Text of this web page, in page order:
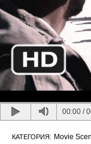
00:00 /
КАТЕГОРИЯ: Movie